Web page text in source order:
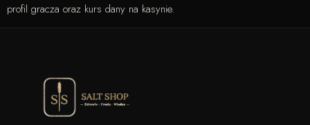
profil gracza oraz kurs dany na kasynie.